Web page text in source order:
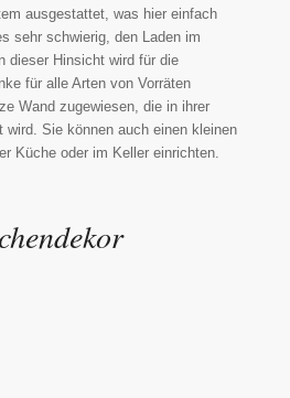
ausgestattet, was hier einfach
sehr schwierig, den Laden im
dieser Hinsicht wird für die
für alle Arten von Vorräten
Wand zugewiesen, die in ihrer
wird. Sie können auch einen kleinen
Küche oder im Keller einrichten.